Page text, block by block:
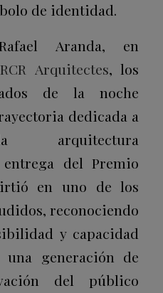
de identidad.
Aranda, en
RCR Arquitectes, los
de la noche
dedicada a
arquitectura
entrega del Premio
en uno de los
reconociendo
y capacidad
generación de
del público